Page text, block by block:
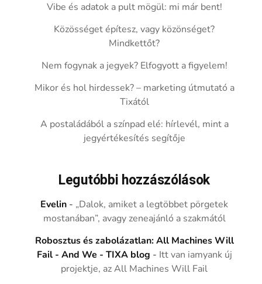
Vibe és adatok a pult mögül: mi már bent!
Közösséget építesz, vagy közönséget?
Mindkettőt?
Nem fogynak a jegyek? Elfogyott a figyelem!
Mikor és hol hirdessek? – marketing útmutató a
Tixától
A postaládából a színpad elé: hírlevél, mint a
jegyértékesítés segítője
Legutóbbi hozzászólások
Evelin - „Dalok, amiket a legtöbbet pörgetek
mostanában”, avagy zeneajánló a szakmától
Robosztus és zabolázatlan: All Machines Will
Fail - And We - TIXA blog - Itt van iamyank új
projektje, az All Machines Will Fail